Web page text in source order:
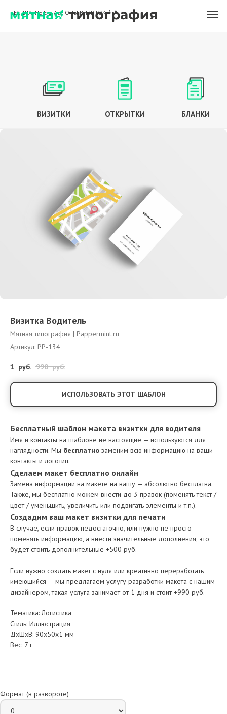
БЕСПЛАТНЫЕ ШАБЛОНЫ ВИЗИТОК / *
БЛАНКИ
ОТКРЫТКИ
ВИЗИТКИ
Визитка Водитель
Мятная типография | Pappermint.ru
Артикул: PP-134
1 руб. 990 руб.
ИСПОЛЬЗОВАТЬ ЭТОТ ШАБЛОН
Бесплатный шаблон макета визитки для водителя
Имя и контакты на шаблоне не настоящие — используются для
наглядности. Мы бесплатно заменим всю информацию на ваши
контакты и логотип.
Сделаем макет бесплатно онлайн
Замена информации на макете на вашу — абсолютно бесплатна.
Также, мы бесплатно можем внести до 3 правок (поменять текст /
цвет / уменьшить, увеличить или подвигать элементы и т.п.).
Создадим ваш макет визитки для печати
В случае, если правок недостаточно, или нужно не просто
поменять информацию, а внести значительные дополнения, это
будет стоить дополнительные +500 руб.
Если нужно создать макет с нуля или креативно переработать
имеющийся — мы предлагаем услугу разработки макета с нашим
дизайнером, такая услуга занимает от 1 дня и стоит +990 руб.
Тематика: Логистика
Стиль: Иллюстрация
ДxШxВ: 90x50x1 мм
Вес: 7 г
Формат (в развороте)